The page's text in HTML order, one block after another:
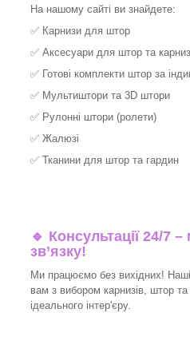
На нашому сайті ви знайдете:
✅ Карнизи для штор
✅ Аксесуари для штор та
✅ Готові комплекти штор за
✅ Мультиштори та 3D штори
✅ Рулонні штори (ролети)
✅ Жалюзі
✅ Тканини для штор та гардин
🔹 Консультації 24/7
зв’язку!
Ми працюємо без вихідних! Наші
вам з вибором карнизів, штор
ідеального інтер'єру.​